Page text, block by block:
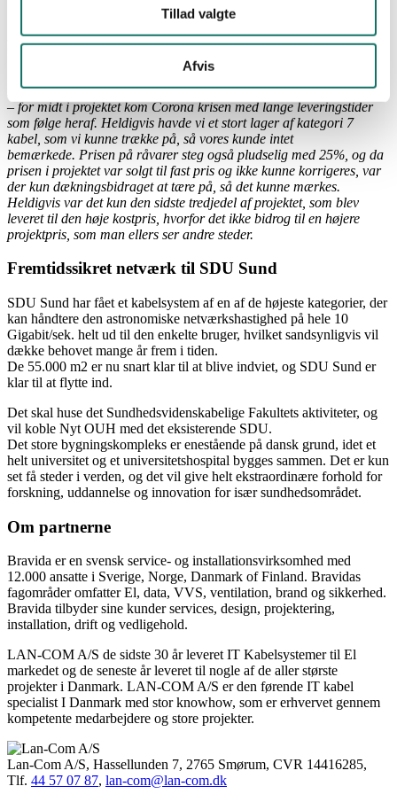
Tillad valgte
Afvis
Som et projekthus ved vi udmærket godt, at et leverancestop af
konsekvenser.
Vi har derfor gennem hele processen været ca. 6 måneder foran
Bravida Danmark på materialebestillinger…. Og det fik vi brug for
– for midt i projektet kom Corona krisen med lange leveringstider
som følge heraf. Heldigvis havde vi et stort lager af kategori 7
kabel, som vi kunne trække på, så vores kunde intet
bemærkede. Prisen på råvarer steg også pludselig med 25%, og da
prisen i projektet var solgt til fast pris og ikke kunne korrigeres, var
der kun dækningsbidraget at tære på, så det kunne mærkes.
Heldigvis var det kun den sidste tredjedel af projektet, som blev
leveret til den høje kostpris, hvorfor det ikke bidrog til en højere
projektpris, som man ellers ser andre steder.
Fremtidssikret netværk til SDU Sund
SDU Sund har fået et kabelsystem af en af de højeste kategorier, der
kan håndtere den astronomiske netværkshastighed på hele 10
Gigabit/sek. helt ud til den enkelte bruger, hvilket sandsynligvis vil
dække behovet mange år frem i tiden.
De 55.000 m2 er nu snart klar til at blive indviet, og SDU Sund er
klar til at flytte ind.
Det skal huse det Sundhedsvidenskabelige Fakultets aktiviteter, og
vil koble Nyt OUH med det eksisterende SDU.
Det store bygningskompleks er enestående på dansk grund, idet et
helt universitet og et universitetshospital bygges sammen. Det er kun
set få steder i verden, og det vil give helt ekstraordinære forhold for
forskning, uddannelse og innovation for især sundhedsområdet.
Om partnerne
Bravida er en svensk service- og installationsvirksomhed med
12.000 ansatte i Sverige, Norge, Danmark of Finland. Bravidas
fagområder omfatter El, data, VVS, ventilation, brand og sikkerhed.
Bravida tilbyder sine kunder services, design, projektering,
installation, drift og vedligehold.
LAN-COMA/S de sidste 30 år leveret IT Kabelsystemer til El
markedet og de seneste år leveret til nogle af de aller største
projekter i Danmark. LAN-COMA/S er den førende IT kabel
specialist I Danmark med stor knowhow, som er erhvervet gennem
kompetente medarbejdere og store projekter.
Lan-Com A/S, Hassellunden 7, 2765 Smørum, CVR 14416285,
Tlf. 44 57 07 87, lan-com@lan-com.dk